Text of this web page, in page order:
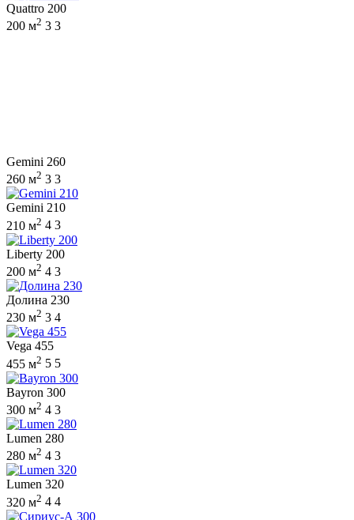
Quattro 200
200 м2 3 3
Gemini 260
260 м2 3 3
Gemini 210
210 м2 4 3
Liberty 200
200 м2 4 3
Долина 230
230 м2 3 4
Vega 455
455 м2 5 5
Bayron 300
300 м2 4 3
Lumen 280
280 м2 4 3
Lumen 320
320 м2 4 4